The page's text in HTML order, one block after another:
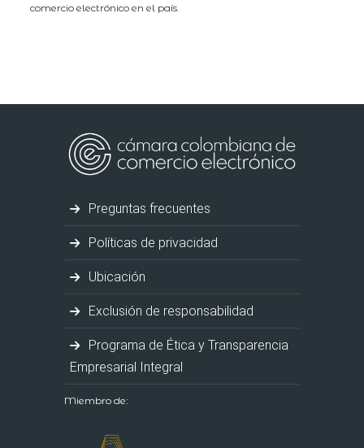
comercio electrónico en el país.
Preguntas frecuentes
Políticas de privacidad
Ubicación
Exclusión de responsabilidad
Programa de Ética y Transparencia
Empresarial Integral
Miembro de: